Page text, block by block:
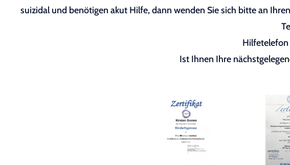
suizidal und benötigen akut Hilfe, dann wenden Sie sich bitte an
Ist Ihnen Ihre